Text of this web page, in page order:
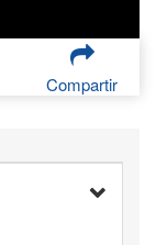
Compartir